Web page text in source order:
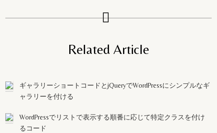
Related Article
ギャラリーショートコードとjQueryでWordPressにシンプルなギ
ャラリーを付ける
WordPressでリストで表示する順番に応じて特定クラスを付け
るコード